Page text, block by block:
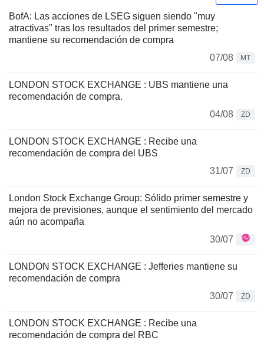
BofA: Las acciones de LSEG siguen siendo "muy
atractivas" tras los resultados del primer semestre;
mantiene su recomendación de compra
07/08
MT
LONDON STOCK EXCHANGE : UBS mantiene una
recomendación de compra.
04/08
ZD
LONDON STOCK EXCHANGE : Recibe una
recomendación de compra del UBS
31/07
ZD
London Stock Exchange Group: Sólido primer semestre y
mejora de previsiones, aunque el sentimiento del mercado
aún no acompaña
30/07
LONDON STOCK EXCHANGE : Jefferies mantiene su
recomendación de compra
30/07
ZD
LONDON STOCK EXCHANGE : Recibe una
recomendación de compra del RBC